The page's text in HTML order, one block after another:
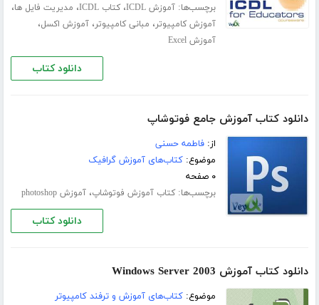
برچسب‌ها:آموزش ICDL ،کتاب ICDL ، مدیریت فایل ها،
آموزش کامپیوتر، مبانی کامپیوتر،آموزش اکسل،
آموزش Excel
دانلود کتاب
دانلود کتاب آموزش جامع فوتوشاپ
از:فاطمه حسنی
موضوع:کتاب‌های آموزش گرافیک
۰ صفحه
برچسب‌ها:کتاب آموزش فوتوشاپ،آموزش photoshop
دانلود کتاب
دانلود کتاب آموزش Windows Server 2003
موضوع:کتاب‌های آموزش و ترفند کامپیوتر